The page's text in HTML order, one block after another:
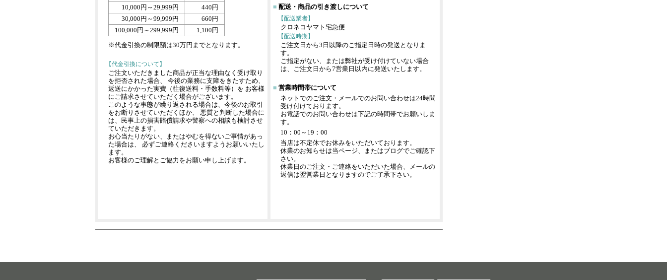
10,000円～29,999円
440円
30,000円～99,999円
660円
100,000円～299,999円
1,100円
※代金引換の制限額は30万円までとなります。
【代金引換について】
ご注文いただきました商品が正当な理由なく受け取り
を拒否された場合、 今後の業務に支障をきたすため、
返送にかかった実費（往復送料・手数料等）を お客様
にご請求させていただく場合がございます。
このような事態が繰り返される場合は、今後のお取引
をお断りさせていただくほか、 悪質と判断した場合に
は、民事上の損害賠償請求や警察への相談も検討させ
ていただきます。
お心当たりがない、またはやむを得ないご事情があっ
た場合は、 必ずご連絡くださいますようお願いいたし
ます。
お客様のご理解とご協力をお願い申し上げます。
■ 配送・商品の引き渡しについて
【配送業者】
クロネコヤマト宅急便
【配送時期】
ご注文日から3日以降のご指定日時の発送となりま
す。
ご指定がない、または弊社が受け付けていない場合
は、ご注文日から7営業日以内に発送いたします。
■ 営業時間帯について
ネットでのご注文・メールでのお問い合わせは24時間
受け付けております。
お電話でのお問い合わせは下記の時間帯でお願いしま
す。
10：00～19：00
当店は不定休でお休みをいただいております。
休業のお知らせは当ページ、またはブログでご確認下
さい。
休業日のご注文・ご連絡をいただいた場合、メールの
返信は翌営業日となりますのでご了承下さい。